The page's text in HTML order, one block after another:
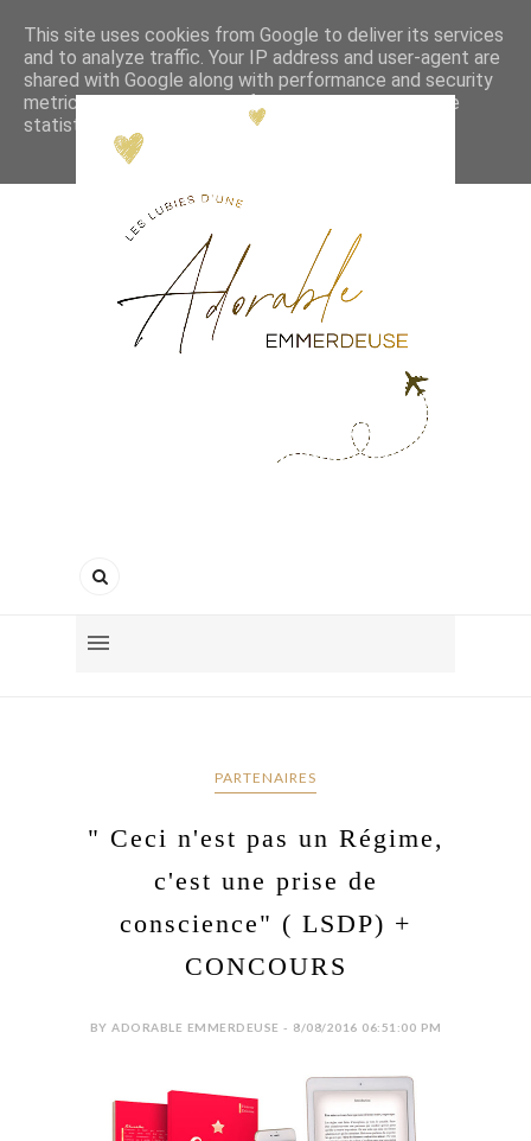
PARTENAIRES
" Ceci n'est pas un Régime,
c'est une prise de
conscience" ( LSDP) +
CONCOURS
BY ADORABLE EMMERDEUSE - 8/08/2016 06:51:00 PM
This site uses cookies from Google to deliver its services
and to analyze traffic. Your IP address and user-agent are
shared with Google along with performance and security
metrics to ensure quality of service, generate usage
statistics, and to detect and address abuse.